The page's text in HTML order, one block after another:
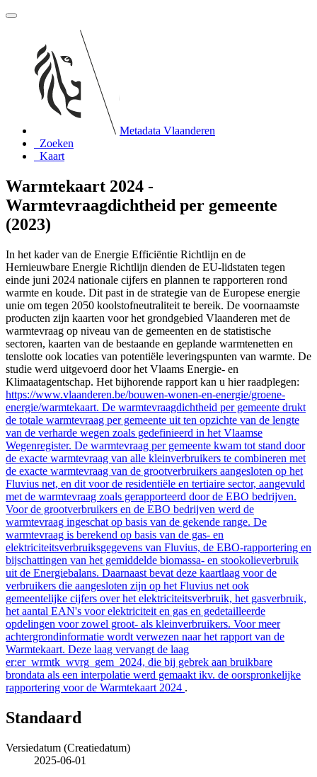
Metadata Vlaanderen
Zoeken
Kaart
Warmtekaart 2024 -
Warmtevraagdichtheid per gemeente
(2023)
In het kader van de Energie Efficiëntie Richtlijn en de
Hernieuwbare Energie Richtlijn dienden de EU-lidstaten tegen
einde juni 2024 nationale cijfers en plannen te rapporteren rond
warmte en koude. Dit past in de strategie van de Europese energie
unie om tegen 2050 koolstofneutraliteit te bereik. De voornaamste
producten zijn kaarten voor het grondgebied Vlaanderen met de
warmtevraag op niveau van de gemeenten en de statistische
sectoren, kaarten van de bestaande en geplande warmtenetten en
tenslotte ook locaties van potentiële leveringspunten van warmte. De
studie werd uitgevoerd door het Vlaams Energie- en
Klimaatagentschap. Het bijhorende rapport kan u hier raadplegen:
https://www.vlaanderen.be/bouwen-wonen-en-energie/groene-
energie/warmtekaart. De warmtevraagdichtheid per gemeente drukt
de totale warmtevraag per gemeente uit ten opzichte van de lengte
van de verharde wegen zoals gedefinieerd in het Vlaamse
Wegenregister. De warmtevraag per gemeente kwam tot stand door
de exacte warmtevraag van alle kleinverbruikers te combineren met
de exacte warmtevraag van de grootverbruikers aangesloten op het
Fluvius net, en dit voor de residentiële en tertiaire sector, aangevuld
met de warmtevraag zoals gerapporteerd door de EBO bedrijven.
Voor de grootverbruikers en de EBO bedrijven werd de
warmtevraag ingeschat op basis van de gekende range. De
warmtevraag is berekend op basis van de gas- en
elektriciteitsverbruiksgegevens van Fluvius, de EBO-rapportering en
bijschattingen van het gemiddelde biomassa- en stookolieverbruik
uit de Energiebalans. Daarnaast bevat deze kaartlaag voor de
verbruikers die aangesloten zijn op het Fluvius net ook
gemeentelijke cijfers over het elektriciteitsverbruik, het gasverbruik,
het aantal EAN's voor elektriciteit en gas en gedetailleerde
opdelingen voor zowel groot- als kleinverbruikers. Voor meer
achtergrondinformatie wordt verwezen naar het rapport van de
Warmtekaart. Deze laag vervangt de laag
er:er_wrmtk_wvrg_gem_2024, die bij gebrek aan bruikbare
brondata als een interpolatie werd gemaakt ikv. de oorspronkelijke
rapportering voor de Warmtekaart 2024 .
Standaard
Versiedatum (Creatiedatum)
2025-06-01